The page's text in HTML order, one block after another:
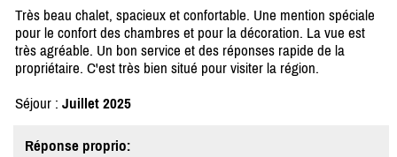
Très beau chalet, spacieux et confortable. Une mention spéciale
pour le confort des chambres et pour la décoration. La vue est
très agréable. Un bon service et des réponses rapide de la
propriétaire. C'est très bien situé pour visiter la région.
Séjour : Juillet 2025
Réponse proprio: